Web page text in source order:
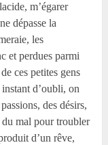
m’égarer
dépasse la
les
et perdues parmi
ces petites gens
d’oubli, on
des désirs,
du mal pour troubler
d’un rêve,